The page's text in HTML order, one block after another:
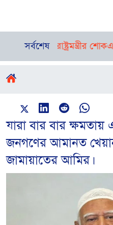
সর্বশেষ
পররাষ্ট্রমন্ত্রীর শোকএসএসসি
যারা বার বার ক্ষমতায়
জনগণের আমানত
জামায়াতের আমির।